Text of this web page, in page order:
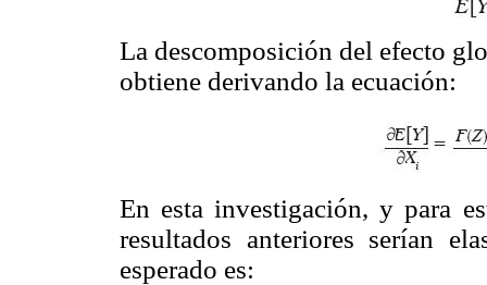
La descomposición del efecto
obtiene derivando la ecuación:
En esta investigación, y para
resultados anteriores serían
esperado es: